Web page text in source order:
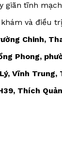
giãn tĩnh mạch
và điều
Chinh,
Phong,
Vĩnh Trung,
Thích